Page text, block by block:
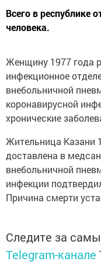
Всего в республике
человека.
Женщину 1977 года
инфекционное
внебольничной
коронавирусной
хронические
Жительница Казани
доставлена в
внебольничной
инфекции
Причина смерти
Следите за
Telegram-канале